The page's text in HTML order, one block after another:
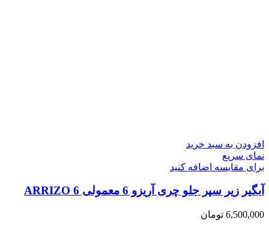
افزودن به سبد خرید
نمای سریع
برای مقایسه اضافه کنید
آبگیر زیر سپر جلو چری آریزو 6 معمولی ARRIZO 6
6,500,000 تومان